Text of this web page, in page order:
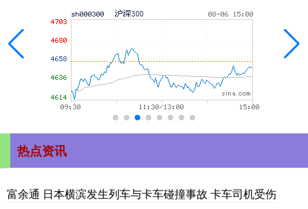
热点资讯
富余通 日本横滨发生列车与卡车碰撞事故 卡车司机受伤